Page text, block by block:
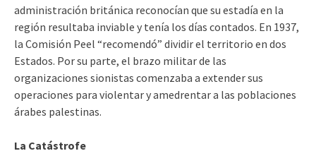
administración británica reconocían que su estadía en la
región resultaba inviable y tenía los días contados. En 1937,
la Comisión Peel “recomendó” dividir el territorio en dos
Estados. Por su parte, el brazo militar de las
organizaciones sionistas comenzaba a extender sus
operaciones para violentar y amedrentar a las poblaciones
árabes palestinas.
La Catástrofe